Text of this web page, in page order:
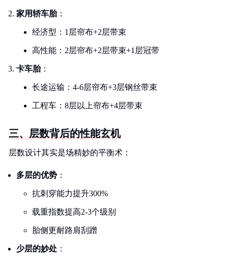
家用轿车胎：
经济型：1层帘布+2层带束
高性能：2层帘布+2层带束+1层冠带
卡车胎：
长途运输：4-6层帘布+3层钢丝带束
工程车：8层以上帘布+4层带束
三、层数背后的性能玄机
层数设计其实是场精妙的平衡术：
多层的优势 ：
抗刺穿能力提升300%
载重指数提高2-3个级别
胎侧更耐路肩刮蹭
少层的妙处 ：